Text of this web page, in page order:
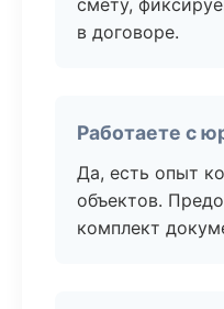
смету,
в договоре.
Работаете с
Да, есть опыт
объектов.
комплект